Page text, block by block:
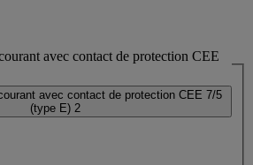
avec contact de protection CEE
avec contact de protection CEE 7/5
(type E) 2